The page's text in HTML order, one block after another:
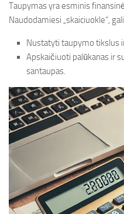
Taupymas yra esminis
Naudodamiesi „skaiciuokle“,
Nustatyti taupymo tikslus
Apskaičiuoti palūkanas ir
santaupas.